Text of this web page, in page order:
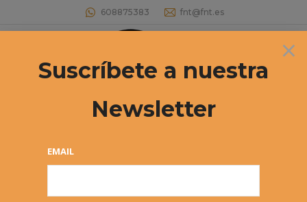
608875383 fnt@fnt.es
Buscar:
Campeonato de España Infantil por
×
Suscríbete a nuestra
Newsletter
EMAIL